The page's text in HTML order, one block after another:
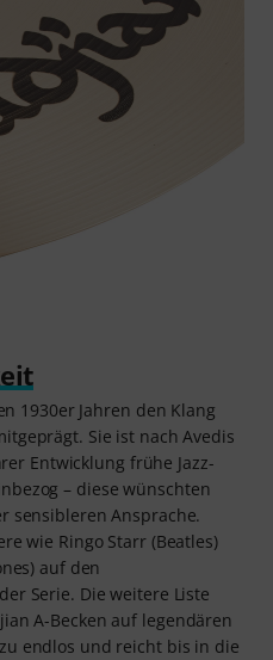
1930er Jahren den Klang
Sie ist nach Avedis
Entwicklung frühe Jazz-
– diese wünschten
sensibleren Ansprache.
wie Ringo Starr (Beatles)
auf den
Serie. Die weitere Liste
A-Becken auf legendären
endlos und reicht bis in die